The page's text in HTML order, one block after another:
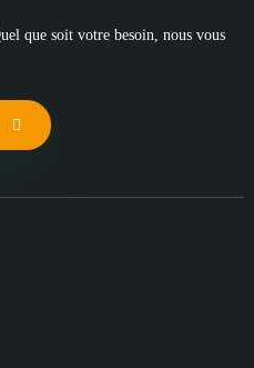
que soit votre besoin, nous vous